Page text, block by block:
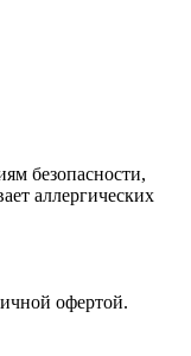
безопасности,
аллергических
офертой.